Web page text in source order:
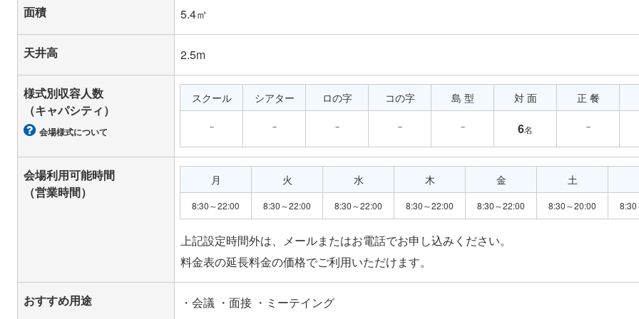
面積 5.4㎡
天井高 2.5m
様式別収容人数
（キャパシティ）
会場様式について
スクール
－
シアター
－
ロの字
－
コの字
－
島 型
－
対 面
6名
正 餐
－
会場利用可能時間
（営業時間）
月
8:30～22:00
火
8:30～22:00
水
8:30～22:00
木
8:30～22:00
金
8:30～22:00
土
8:30～20:00 8:30
上記設定時間外は、メールまたはお電話でお申し込みください。
おすすめ用途 ・会議 ・面接 ・ミーテイング